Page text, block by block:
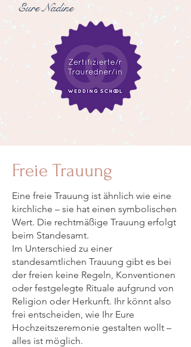
Eure Nadine
Freie Trauung
Eine freie Trauung ist ähnlich wie eine
kirchliche – sie hat einen symbolischen
Wert. Die rechtmäßige Trauung erfolgt
beim Standesamt.
Im Unterschied zu einer
standesamtlichen Trauung gibt es bei
der freien keine Regeln, Konventionen
oder festgelegte Rituale aufgrund von
Religion oder Herkunft. Ihr könnt also
frei entscheiden, wie Ihr Eure
Hochzeitszeremonie gestalten wollt –
alles ist möglich.